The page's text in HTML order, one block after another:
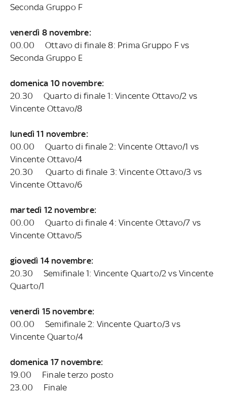
Seconda Gruppo F
venerdì 8 novembre:
00.00 Ottavo di finale 8: Prima Gruppo F vs
Seconda Gruppo E
domenica 10 novembre:
20.30 Quarto di finale 1: Vincente Ottavo/2 vs
Vincente Ottavo/8
lunedì 11 novembre:
00.00 Quarto di finale 2: Vincente Ottavo/1 vs
Vincente Ottavo/4
20.30 Quarto di finale 3: Vincente Ottavo/3 vs
Vincente Ottavo/6
martedì 12 novembre:
00.00 Quarto di finale 4: Vincente Ottavo/7 vs
Vincente Ottavo/5
giovedì 14 novembre:
20.30 Semifinale 1: Vincente Quarto/2 vs Vincente
Quarto/1
venerdì 15 novembre:
00.00 Semifinale 2: Vincente Quarto/3 vs
Vincente Quarto/4
domenica 17 novembre:
19.00 Finale terzo posto
23.00 Finale